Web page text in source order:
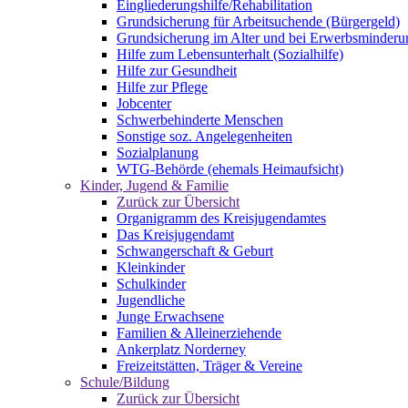
Eingliederungshilfe/Rehabilitation
Grundsicherung für Arbeitsuchende (Bürgergeld)
Grundsicherung im Alter und bei
Hilfe zum Lebensunterhalt (Sozialhilfe)
Hilfe zur Gesundheit
Hilfe zur Pflege
Jobcenter
Schwerbehinderte Menschen
Sonstige soz. Angelegenheiten
Sozialplanung
WTG-Behörde (ehemals Heimaufsicht)
Kinder, Jugend & Familie
Zurück zur Übersicht
Organigramm des Kreisjugendamtes
Das Kreisjugendamt
Schwangerschaft & Geburt
Kleinkinder
Schulkinder
Jugendliche
Junge Erwachsene
Familien & Alleinerziehende
Ankerplatz Norderney
Freizeitstätten, Träger & Vereine
Schule/Bildung
Zurück zur Übersicht